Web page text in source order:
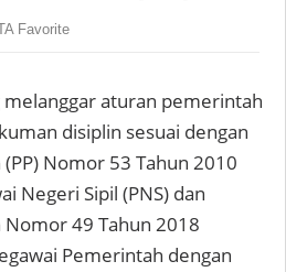
melanggar aturan pemerintah
disiplin sesuai dengan
Nomor 53 Tahun 2010
Negeri Sipil (PNS) dan
49 Tahun 2018
Pemerintah dengan